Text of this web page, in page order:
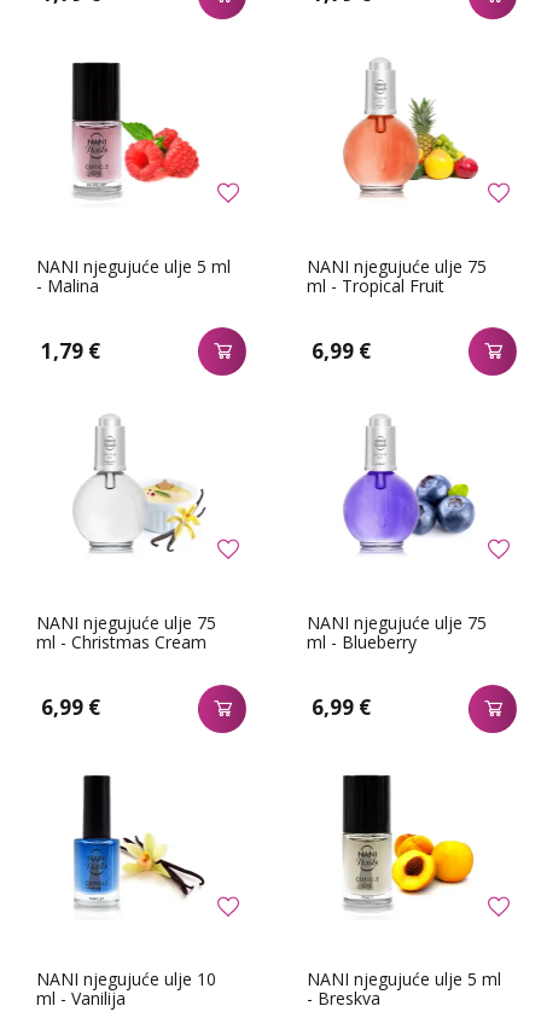
NANI njegujuće ulje 5 ml
- Malina
1,79 €
NANI njegujuće ulje 75
ml - Tropical Fruit
6,99 €
NANI njegujuće ulje 75
ml - Christmas Cream
6,99 €
NANI njegujuće ulje 75
ml - Blueberry
6,99 €
NANI njegujuće ulje 10
ml - Vanilija
NANI njegujuće ulje 5 ml
- Breskva